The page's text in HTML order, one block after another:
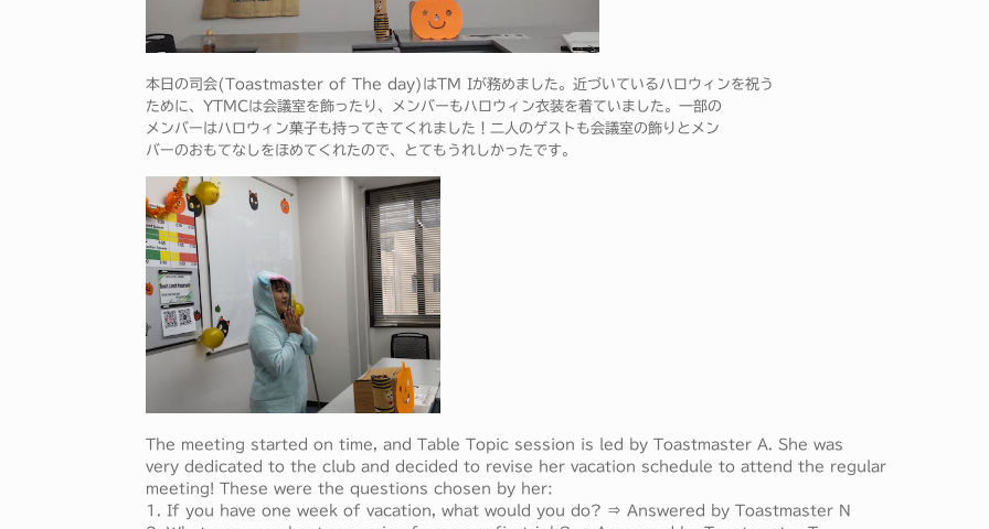
本日の司会(Toastmaster of The day)はTM Iが務めました。近づいているハロウィンを祝う
ために、YTMCは会議室を飾ったり、メンバーもハロウィン衣装を着ていました。一部の
メンバーはハロウィン菓子も持ってきてくれました！二人のゲストも会議室の飾りとメン
バーのおもてなしをほめてくれたので、とてもうれしかったです。
The meeting started on time, and Table Topic session is led by Toastmaster A. She was
very dedicated to the club and decided to revise her vacation schedule to attend the regular
meeting! These were the questions chosen by her:
1. If you have one week of vacation, what would you do? ⇒ Answered by Toastmaster N